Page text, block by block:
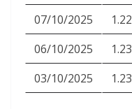
07/10/2025
06/10/2025
03/10/2025